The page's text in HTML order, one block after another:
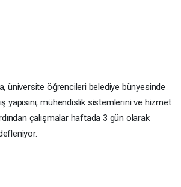
üniversite öğrencileri belediye bünyesinde
mühendislik sistemlerini ve hizmet
çalışmalar haftada 3 gün olarak